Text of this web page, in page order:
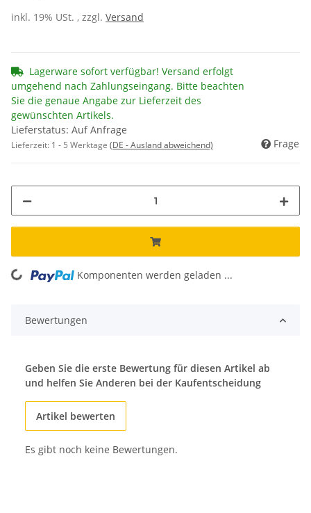
inkl. 19% USt. , zzgl. Versand
Lagerware sofort verfügbar! Versand erfolgt
umgehend nach Zahlungseingang. Bitte beachten
Sie die genaue Angabe zur Lieferzeit des
gewünschten Artikels.
Lieferstatus: Auf Anfrage
Lieferzeit: 1 - 5 Werktage (DE - Ausland abweichend) Frage
Loading... Komponenten werden geladen ...
Bewertungen
Geben Sie die erste Bewertung für diesen Artikel ab
und helfen Sie Anderen bei der Kaufentscheidung
Artikel bewerten
Es gibt noch keine Bewertungen.